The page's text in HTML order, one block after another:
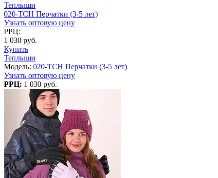
Теплыши
020-TCH Перчатки (3-5 лет)
Узнать оптовую цену
РРЦ:
1 030 руб.
Купить
Теплыши
Модель: 020-TCH Перчатки (3-5 лет)
Узнать оптовую цену
РРЦ: 1 030 руб.